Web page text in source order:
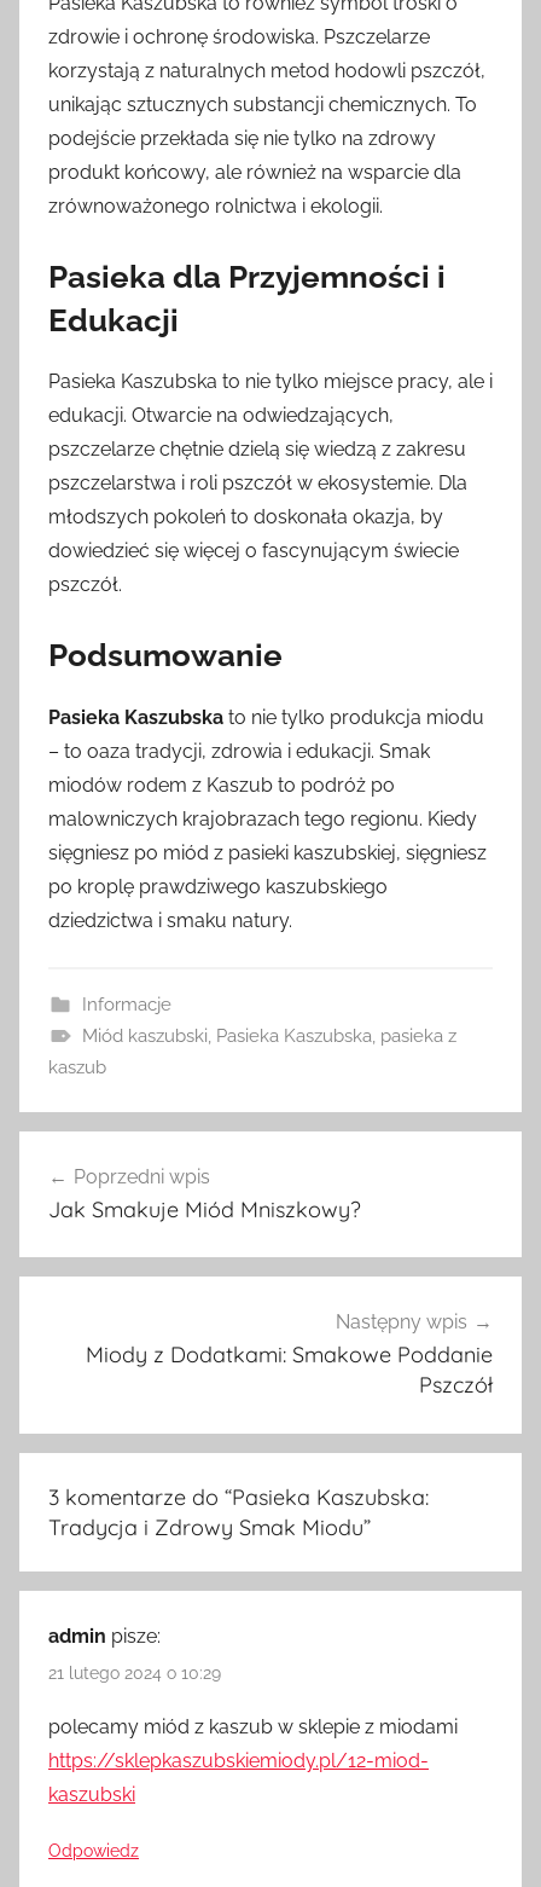
zdrowie i ochronę środowiska. Pszczelarze
korzystają z naturalnych metod hodowli pszczół,
unikając sztucznych substancji chemicznych. To
podejście przekłada się nie tylko na zdrowy
produkt końcowy, ale również na wsparcie dla
zrównoważonego rolnictwa i ekologii.
Pasieka dla Przyjemności i
Edukacji
Pasieka Kaszubska to nie tylko miejsce pracy, ale i
edukacji. Otwarcie na odwiedzających,
pszczelarze chętnie dzielą się wiedzą z zakresu
pszczelarstwa i roli pszczół w ekosystemie. Dla
młodszych pokoleń to doskonała okazja, by
dowiedzieć się więcej o fascynującym świecie
pszczół.
Podsumowanie
Pasieka Kaszubska to nie tylko produkcja miodu
– to oaza tradycji, zdrowia i edukacji. Smak
miodów rodem z Kaszub to podróż po
malowniczych krajobrazach tego regionu. Kiedy
sięgniesz po miód z pasieki kaszubskiej, sięgniesz
po kroplę prawdziwego kaszubskiego
dziedzictwa i smaku natury.
Informacje
Miód kaszubski, Pasieka Kaszubska, pasieka z
kaszub
wpisu
Poprzedni wpis
Jak Smakuje Miód Mniszkowy?
Następny wpis
Miody z Dodatkami: Smakowe Poddanie
Pszczół
3 komentarze do “Pasieka Kaszubska:
Tradycja i Zdrowy Smak Miodu”
admin pisze:
21 lutego 2024 o 10:29
polecamy miód z kaszub w sklepie z miodami
https://sklepkaszubskiemiody.pl/12-miod-
kaszubski
Odpowiedz